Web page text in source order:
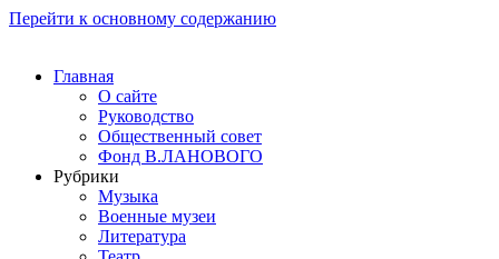
Перейти к основному содержанию
Главная
О сайте
Руководство
Общественный совет
Фонд В.ЛАНОВОГО
Рубрики
Музыка
Военные музеи
Литература